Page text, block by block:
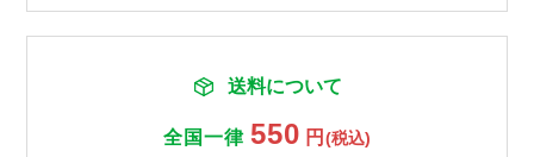
送料について
全国一律 550 円 (税込)